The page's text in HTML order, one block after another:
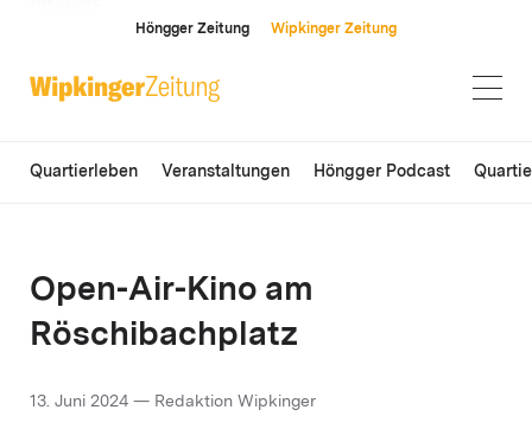
Höngger Zeitung Wipkinger Zeitung
Quartierleben Veranstaltungen Höngger Podcast
Open-Air-Kino am
Röschibachplatz
13. Juni 2024 — Redaktion Wipkinger